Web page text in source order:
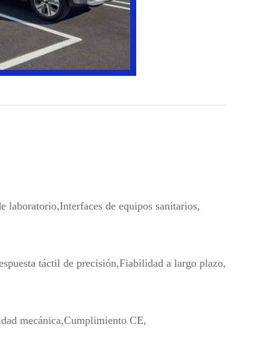
laboratorio,Interfaces de equipos sanitarios,
táctil de precisión,Fiabilidad a largo plazo,
mecánica,Cumplimiento CE,